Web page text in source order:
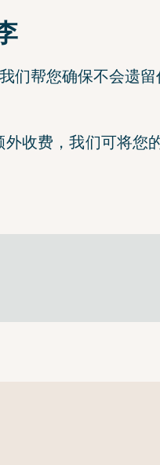
帮您确保不会遗留
收费，我们可将您